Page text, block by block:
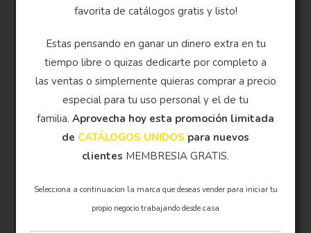
favorita de catálogos gratis y listo!
Estas pensando en ganar un dinero extra en tu
tiempo libre o quizas dedicarte por completo a
las ventas o simplemente quieras comprar a precio
especial para tu uso personal y el de tu
familia.Aprovecha hoy esta promoción limitada
de CATÁLOGOS UNIDOS para nuevos
clientes MEMBRESIA GRATIS.
Selecciona a continuacion la marca que deseas vender para iniciar tu
propio negocio trabajando desde casa